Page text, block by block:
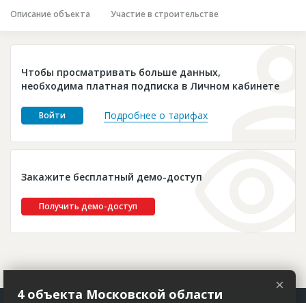
Инвестпроекты
Глоссарий
Платные услуги
Пресс-релизы
Описание объекта Участие в строительстве
Чтобы просматривать больше данных,
необходима платная подписка в Личном кабинете
Войти Подробнее о тарифах
Закажите бесплатный демо-доступ
Получить демо-доступ
×
4 объекта Московской области